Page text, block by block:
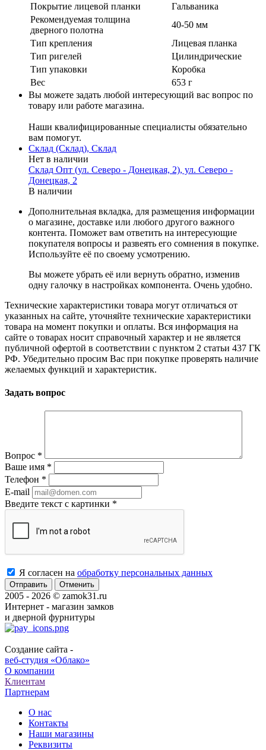
Покрытие лицевой планки
Гальваника
Рекомендуемая толщина
дверного полотна
40-50 мм
Тип крепления
Лицевая планка
Тип ригелей
Цилиндрические
Тип упаковки
Коробка
Вес
653 г
Вы можете задать любой интересующий вас вопрос по
товару или работе магазина.
Наши квалифицированные специалисты обязательно
вам помогут.
Склад (Склад), Склад
Нет в наличии
Склад Опт (ул. Северо - Донецкая, 2), ул. Северо -
Донецкая, 2
В наличии
Дополнительная вкладка, для размещения информации
о магазине, доставке или любого другого важного
контента. Поможет вам ответить на интересующие
покупателя вопросы и развеять его сомнения в покупке.
Используйте её по своему усмотрению.
Вы можете убрать её или вернуть обратно, изменив
одну галочку в настройках компонента. Очень удобно.
Технические характеристики товара могут отличаться от
указанных на сайте, уточняйте технические характеристики
товара на момент покупки и оплаты. Вся информация на
сайте о товарах носит справочный характер и не является
публичной офертой в соответствии с пунктом 2 статьи 437 ГК
РФ. Убедительно просим Вас при покупке проверять наличие
желаемых функций и характеристик.
Задать вопрос
Вопрос *
Ваше имя *
Телефон *
E-mail
Введите текст с картинки *
Я согласен на обработку персональных данных
Отменить
2005 - 2026 © zamok31.ru
Интернет - магазин замков
и дверной фурнитуры
Создание сайта -
веб-студия «Облако»
О компании
Клиентам
Партнерам
О нас
Контакты
Наши магазины
Реквизиты